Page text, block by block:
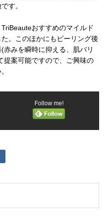
す。
おすすめのマイルド
。このほかにもピーリング後
みを瞬時に抑える、肌バリ
提案可能ですので、ご興味の
Follow me!